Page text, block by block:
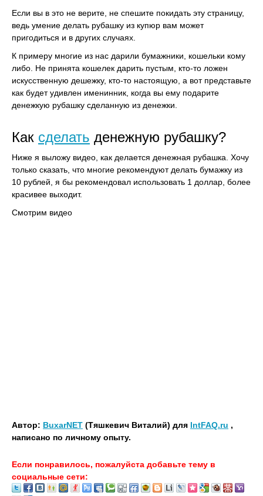
Если вы в это не верите, не спешите покидать эту страницу,
ведь умение делать рубашку из купюр вам может
пригодиться и в других случаях.
К примеру многие из нас дарили бумажники, кошельки кому
либо. Не принята кошелек дарить пустым, кто-то ложен
искусственную дешежку, кто-то настоящую, а вот представьте
как будет удивлен именинник, когда вы ему подарите
денежкую рубашку сделанную из денежки.
Как сделать денежную рубашку?
Ниже я выложу видео, как делается денежная рубашка. Хочу
только сказать, что многие рекомендуют делать бумажку из
10 рублей, я бы рекомендовал использовать 1 доллар, более
красивее выходит.
Смотрим видео
Автор: BuxarNET (Тяшкевич Виталий) для IntFAQ.ru ,
написано по личному опыту.
Если понравилось, пожалуйста добавьте тему в
социальные сети: